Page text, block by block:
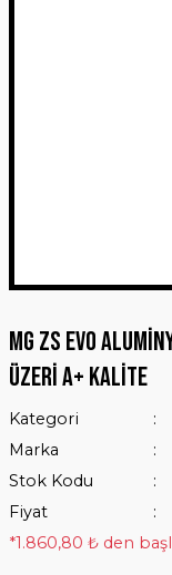
MG ZS Evo
Üzeri A+ Kalite
Kategori
Marka
Stok Kodu
Fiyat
*1.860,80 ₺ den